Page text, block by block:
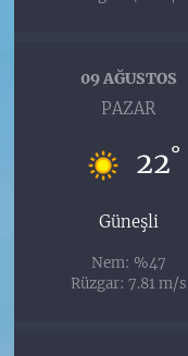
09 AĞUSTOS
PAZAR
22°
Güneşli
Nem: %47
Rüzgar: 7.81 m/s